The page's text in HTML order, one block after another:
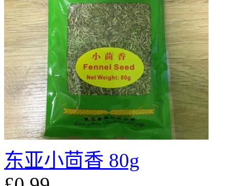
东亚小茴香 80g